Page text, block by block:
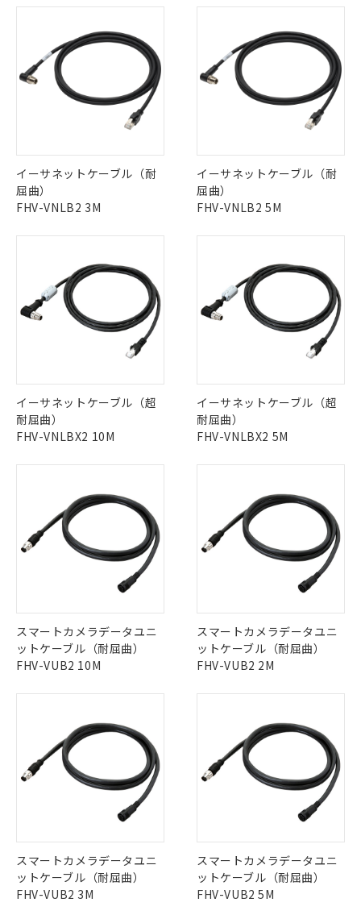
イーサネットケーブル（耐
屈曲）
FHV-VNLB2 3M
イーサネットケーブル（耐
屈曲）
FHV-VNLB2 5M
イーサネットケーブル（超
耐屈曲）
FHV-VNLBX2 10M
イーサネットケーブル（超
耐屈曲）
FHV-VNLBX2 5M
スマートカメラデータユニ
ットケーブル（耐屈曲）
FHV-VUB2 10M
スマートカメラデータユニ
ットケーブル（耐屈曲）
FHV-VUB2 2M
スマートカメラデータユニ
ットケーブル（耐屈曲）
FHV-VUB2 3M
スマートカメラデータユニ
ットケーブル（耐屈曲）
FHV-VUB2 5M